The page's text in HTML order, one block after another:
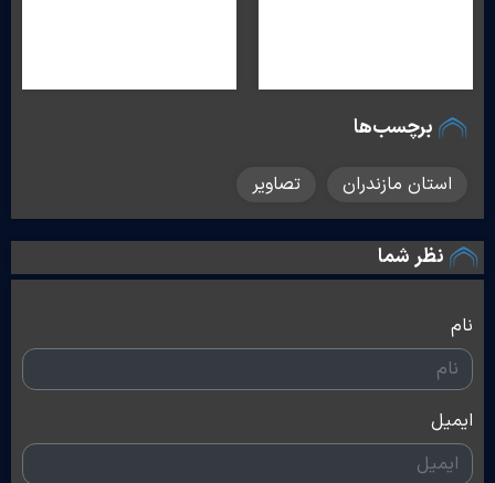
برچسب‌ها
استان مازندران تصاویر
نظر شما
نام
ایمیل